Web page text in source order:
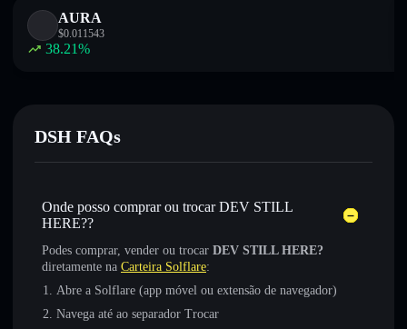
AURA
$0.011543
38.21%
DSH FAQs
Onde posso comprar ou trocar DEV STILL
HERE??
Podes comprar, vender ou trocar DEV STILL HERE?
diretamente na Carteira Solflare:
Abre a Solflare (app móvel ou extensão de navegador)
Navega até ao separador Trocar